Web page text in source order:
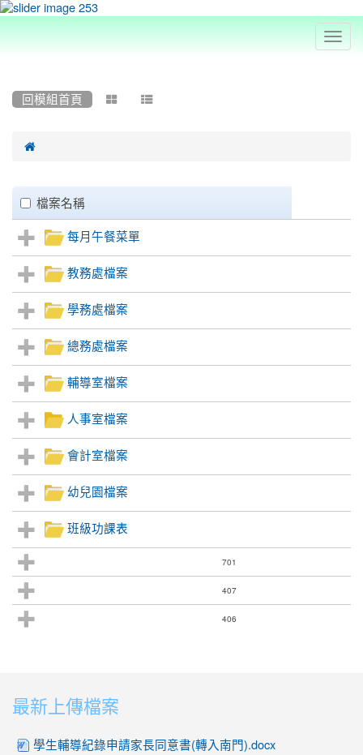
回模組首頁  

Files
List
clickAll
檔案名稱
每月午餐菜單
教務處檔案
學務處檔案
總務處檔案
輔導室檔案
人事室檔案
會計室檔案
幼兒園檔案
班級功課表
701
407
406
最新上傳檔案
學生輔導紀錄申請家長同意書(轉入南門).docx